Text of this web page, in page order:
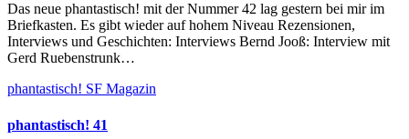
Das neue phantastisch! mit der Nummer 42 lag gestern bei mir im
Briefkasten. Es gibt wieder auf hohem Niveau Rezensionen,
Interviews und Geschichten: Interviews Bernd Jooß: Interview mit
Gerd Ruebenstrunk…
phantastisch! SF Magazin
phantastisch! 41